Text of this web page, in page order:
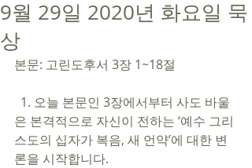
9월 29일 2020년 화요일 묵
상
본문: 고린도후서 3장 1~18절
은 본격적으로 자신이 전하는 ‘예수 그리
스도의 십자가 복음, 새 언약’에 대한 변
론을 시작합니다.